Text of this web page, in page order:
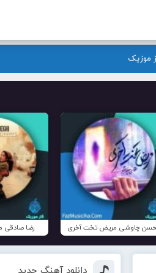
موزیک
چاوشی مریض تخت آخری رضا صادقی